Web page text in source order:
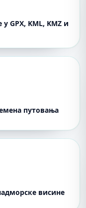
GPX, KML, KMZ и
путовања
висине